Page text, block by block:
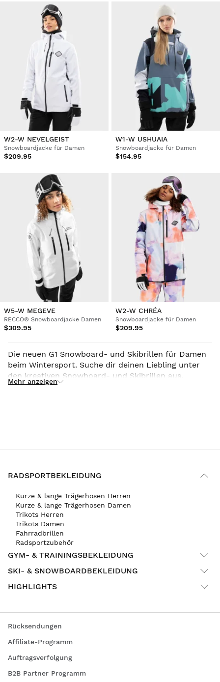
W2-W NEVELGEIST
Snowboardjacke für Damen
$209.95
W1-W USHUAIA
Snowboardjacke für Damen
$154.95
W5-W MEGEVE
RECCO® Snowboardjacke Damen
$309.95
W2-W CHRÉA
Snowboardjacke für Damen
$209.95
Die neuen G1 Snowboard- und Skibrillen für Damen
beim Wintersport. Suche dir deinen Liebling unter
den kreativen Snowboard- und Skibrillen aus.
Expressversand. Kaufe dir deinen in unserem
Mehr anzeigen
RADSPORTBEKLEIDUNG
Kurze & lange Trägerhosen Herren
Kurze & lange Trägerhosen Damen
Trikots Herren
Trikots Damen
Fahrradbrillen
Radsportzubehör
GYM- & TRAININGSBEKLEIDUNG
SKI- & SNOWBOARDBEKLEIDUNG
HIGHLIGHTS
Rücksendungen
Affiliate-Programm
Auftragsverfolgung
B2B Partner Programm